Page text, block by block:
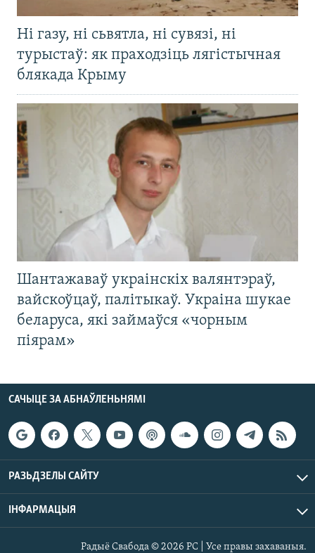
Ні газу, ні сьвятла, ні сувязі, ні
турыстаў: як праходзіць лягістычная
блякада Крыму
Шантажаваў украінскіх валянтэраў,
вайскоўцаў, палітыкаў. Украіна шукае
беларуса, які займаўся «чорным
піярам»
САЧЫЦЕ ЗА АБНАЎЛЕНЬНЯМІ
РАЗЬДЗЕЛЫ САЙТУ
ІНФАРМАЦЫЯ
Радыё Свабода © 2026 РС | Усе правы захаваныя.